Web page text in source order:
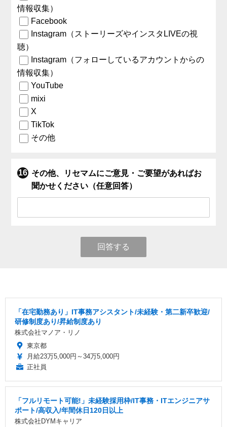
情報収集）
Facebook
Instagram（ストーリーズやインスタLIVEの視
聴）
Instagram（フォローしているアカウントからの
情報収集）
YouTube
mixi
X
TikTok
その他
その他、リセマムにご意見・ご要望があればお
聞かせください（任意回答）
回答する
「在宅勤務あり」IT事務アシスタント/未経験・第二新卒歓迎/
研修制度あり/昇給制度あり
株式会社マノア・リノ
東京都
月給23万5,000円～34万5,000円
正社員
「フルリモート可能!」未経験採用枠/IT事務・ITエンジニアサ
ポート/高収入/年間休日120日以上
株式会社DYMキャリア